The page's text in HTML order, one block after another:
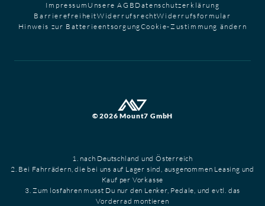
Impressum Unsere AGB Datenschutzerklärung
BarrierefreiheitWiderrufsrechtWiderrufsformular
Hinweis zur BatterieentsorgungCookie-Zustimmung ändern
© 2026 Mount7 GmbH
1. nach Deutschland und Österreich
2. Bei Fahrrädern, die bei uns auf Lager sind, ausgenommen Leasing und
Kauf per Vorkasse
3. Zum losfahren musst Du nur den Lenker, Pedale, und evtl. das
Vorderrad montieren